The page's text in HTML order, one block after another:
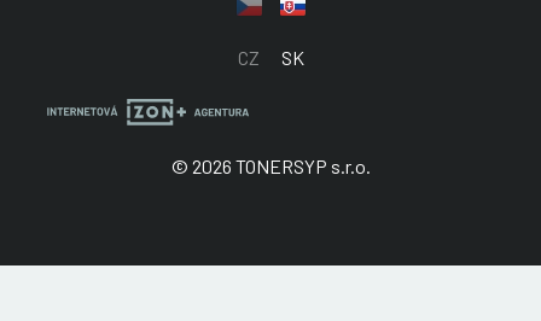
CZ SK
© 2026 TONERSYP s.r.o.